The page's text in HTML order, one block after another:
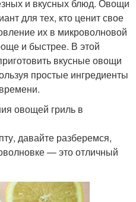
и вкусных блюд. Овощи
для тех, кто ценит свое
их в микроволновой
и быстрее. В этой
вкусные овощи
простые ингредиенты
овощей гриль в
давайте разберемся,
— это отличный